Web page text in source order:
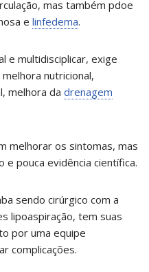
mas também pdoe
e linfedema.
e multidisciplicar, exige
nutricional,
melhora da drenagem
melhorar os sintomas, mas
e pouca evidência científica.
sendo cirúrgico com a
lipoaspiração, tem suas
por uma equipe
complicações.